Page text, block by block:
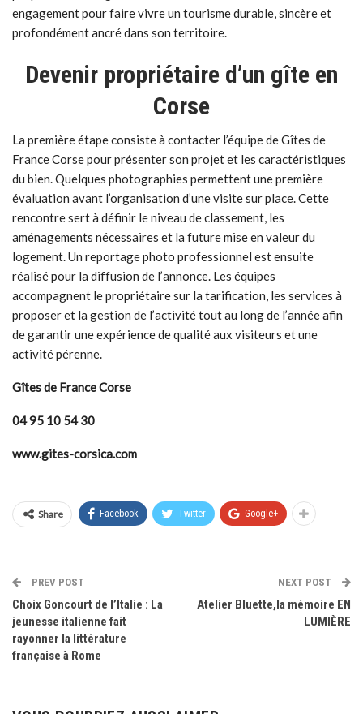
engagement pour faire vivre un tourisme durable, sincère et
profondément ancré dans son territoire.
Devenir propriétaire d’un gîte en
Corse
La première étape consiste à contacter l’équipe de Gîtes de
France Corse pour présenter son projet et les caractéristiques
du bien. Quelques photographies permettent une première
évaluation avant l’organisation d’une visite sur place. Cette
rencontre sert à définir le niveau de classement, les
aménagements nécessaires et la future mise en valeur du
logement. Un reportage photo professionnel est ensuite
réalisé pour la diffusion de l’annonce. Les équipes
accompagnent le propriétaire sur la tarification, les services à
proposer et la gestion de l’activité tout au long de l’année afin
de garantir une expérience de qualité aux visiteurs et une
activité pérenne.
Gîtes de France Corse
04 95 10 54 30
www.gites-corsica.com
Share Facebook Twitter Google+
PREV POST
Choix Goncourt de l’Italie : La
jeunesse italienne fait
rayonner la littérature
française à Rome
NEXT POST
Atelier Bluette,la mémoire EN
LUMIÈRE